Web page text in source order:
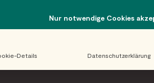
im Newsletter!
Nur notwendige Cookies
Details Datenschutzerklärung